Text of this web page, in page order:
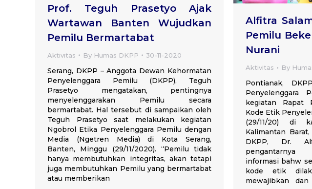
Prof. Teguh Prasetyo Ajak
Wartawan Banten Wujudkan
Pemilu Bermartabat
Aktivitas By Humas DKPP 30-11-2020
Serang, DKPP – Anggota Dewan Kehormatan
Penyelenggara Pemilu (DKPP), Teguh
Prasetyo mengatakan, pentingnya
menyelenggarakan Pemilu secara
bermartabat. Hal tersebut di sampaikan oleh
Teguh Prasetyo saat melakukan kegiatan
Ngobrol Etika Penyelenggara Pemilu dengan
Media (Ngetren Media) di Kota Serang,
Banten, Minggu (29/11/2020). “Pemilu tidak
hanya membutuhkan integritas, akan tetapi
juga membutuhkan Pemilu yang bermartabat
atau memberikan
Alfitra
Pemilu
Nurani
Aktivitas By
Pontianak,
Penyelenggara
kegiatan Rapat
Kode Etik
(29/11/20) di
Kalimantan
DKPP, Dr.
pengantarnya
informasi bahw
kode etik
mewajibkan